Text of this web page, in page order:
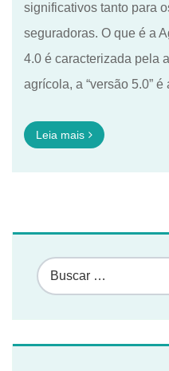
significativos tanto para
seguradoras. O que é a
4.0 é caracterizada pela
agrícola, a “versão 5.0” é
Leia mais